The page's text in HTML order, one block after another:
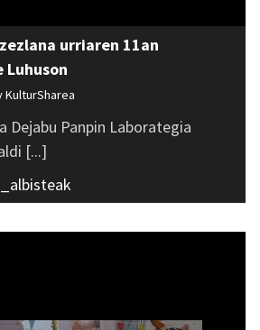
urriaren 11an
KulturSharea
Dejabu Panpin Laborategia
[...]